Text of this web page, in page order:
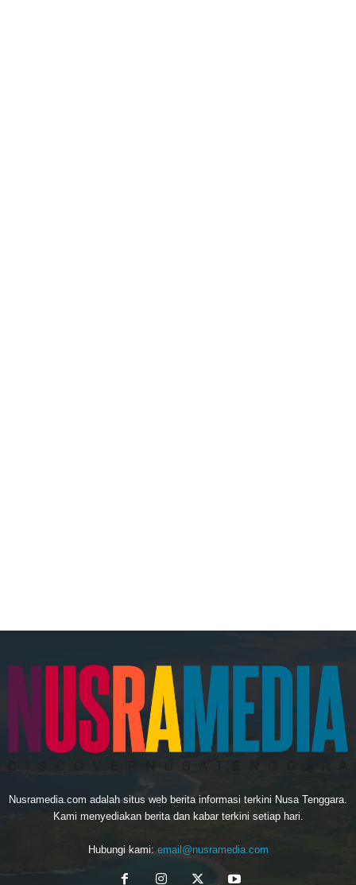
Nusramedia.com adalah situs web berita informasi terkini Nusa Tenggara.
Kami menyediakan berita dan kabar terkini setiap hari.
Hubungi kami: email@nusramedia.com